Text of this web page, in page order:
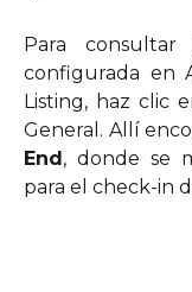
Para
configurada en
Listing, haz clic
General. Allí
End, donde se
para el check-in